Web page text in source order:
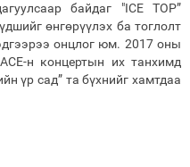
байдаг "ICE TOP”
өнгөрүүлэх ба тоглолт
онцлог юм. 2017 оны
н концертын их танхимд
үр сад” та бүхнийг хамтдаа